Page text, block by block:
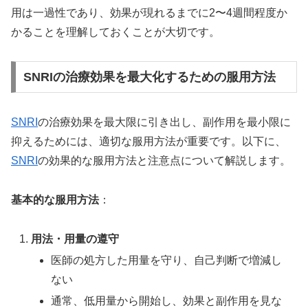
用は一過性であり、効果が現れるまでに2〜4週間程度か
かることを理解しておくことが大切です。
SNRIの治療効果を最大化するための服用方法
SNRI の治療効果を最大限に引き出し、副作用を最小限に
抑えるためには、適切な服用方法が重要です。以下に、
SNRI の効果的な服用方法と注意点について解説します。
基本的な服用方法：
用法・用量の遵守
医師の処方した用量を守り、自己判断で増減し
ない
通常、低用量から開始し、効果と副作用を見な